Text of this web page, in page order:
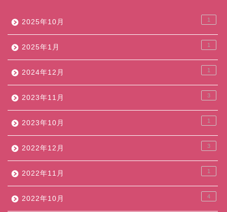
2025年10月 1
2025年1月 1
2024年12月 1
2023年11月 3
2023年10月 1
2022年12月 3
2022年11月 1
2022年10月 4